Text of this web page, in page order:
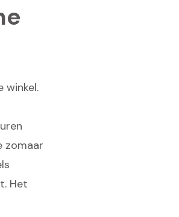
winkel.
zomaar
Het